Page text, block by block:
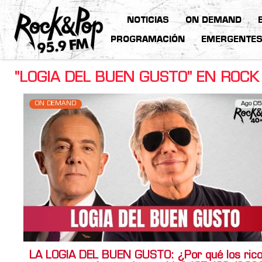
NOTICIAS ON DEMAND
PROGRAMACIÓN EMERGENTES
"LOGIA DEL BUEN GUSTO" EN
ON DEMAND Ago
LA LOGIA DEL BUEN GUSTO: ¿Por qué los